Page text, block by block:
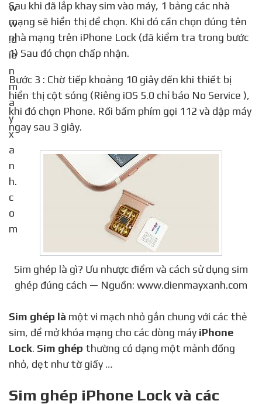
Sau khi đã lắp khay sim vào máy, 1 bảng các nhà
mạng sẽ hiển thị để chọn. Khi đó cần chọn đúng tên
nhà mạng trên iPhone Lock (đã kiểm tra trong bước
1) Sau đó chọn chấp nhận.
Bước 3 : Chờ tiếp khoảng 10 giây đến khi thiết bị
hiển thị cột sóng (Riêng iOS 5.0 chỉ báo No Service ),
khi đó chọn Phone. Rối bấm phím gọi 112 và dập máy
ngay sau 3 giây.
Sim ghép là gì? Ưu nhược điểm và cách sử dụng sim
ghép đúng cách — Nguồn: www.dienmayxanh.com
Sim ghép là một vi mạch nhỏ gắn chung với các thẻ
sim, để mở khóa mạng cho các dòng máy iPhone
Lock. Sim ghép thường có dạng một mảnh đồng
nhỏ, dẹt như tờ giấy …
Sim ghép iPhone Lock và các